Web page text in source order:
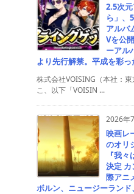
2.5次
ら」、
アルバ
Vを公
ーアル
より先行解禁。平成を彩っ
株式会社VOISING（本社：
こ、以下「VOISIN ...
2026年
映画レ
のオリ
『我
決定
際アニ
ボルン、ニュージーランド